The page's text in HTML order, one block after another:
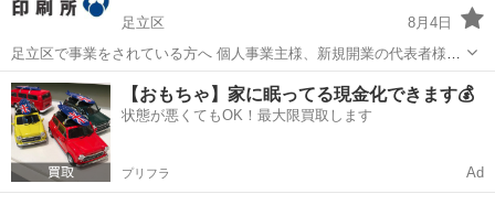
足立区
8月4日
足立区で事業をされている方へ 個人事業主様、新規開業の代表者様
大歓迎！ 名刺の作成は、 五反田の印刷屋【BUSINESS名刺印刷所】
にお任せください！ 印刷する用紙は13種類 片面印刷・両面印刷、カラ
ー印...
東京 足立区 その他 名刺
【おもちゃ】家に眠ってる現金化できます💰
状態が悪くてもOK！最大限買取します
プリフラ Ad